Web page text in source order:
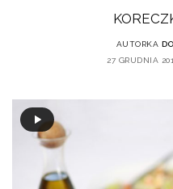
AUTORKA
27 GRUDNIA